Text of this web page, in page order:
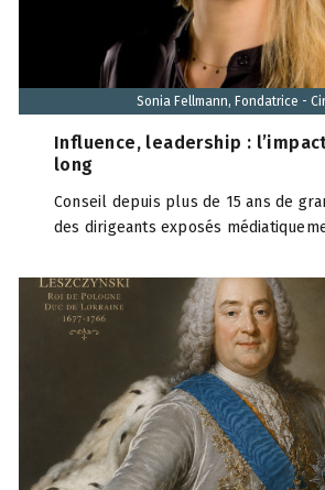
Sonia Fellmann, Fondatrice -
Influence, leadership :
long
Conseil depuis plus de 15 ans de
des dirigeants exposés